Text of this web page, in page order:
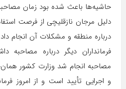
حاشیه‌ها باعث شده بود زمان
دلیل مرجان نازقلیچی از فرصت
درباره منطقه و مشکلات آن انجام
فرمانداران دیگر درباره
مصاحبه انجام شد وزارت کشور
و اجرایی تأیید است و از امروز